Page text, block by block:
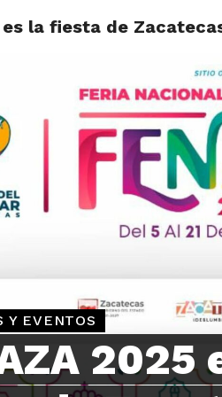
es la fiesta de
Y EVENTOS
2025